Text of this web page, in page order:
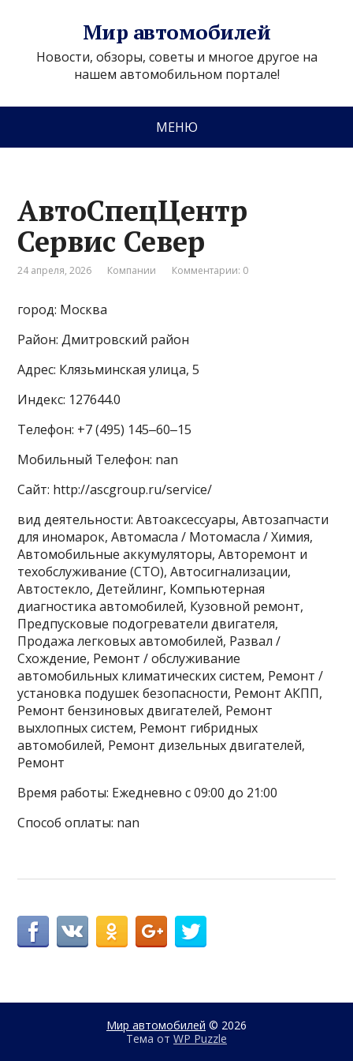
Мир автомобилей
Новости, обзоры, советы и многое другое на
нашем автомобильном портале!
МЕНЮ
АвтоСпецЦентр
Сервис Север
24 апреля, 2026 Компании Комментарии: 0
город: Москва
Район: Дмитровский район
Адрес: Клязьминская улица, 5
Индекс: 127644.0
Телефон: +7 (495) 145‒60‒15
Мобильный Телефон: nan
Сайт: http://ascgroup.ru/service/
вид деятельности: Автоаксессуары, Автозапчасти
для иномарок, Автомасла / Мотомасла / Химия,
Автомобильные аккумуляторы, Авторемонт и
техобслуживание (СТО), Автосигнализации,
Автостекло, Детейлинг, Компьютерная
диагностика автомобилей, Кузовной ремонт,
Предпусковые подогреватели двигателя,
Продажа легковых автомобилей, Развал /
Схождение, Ремонт / обслуживание
автомобильных климатических систем, Ремонт /
установка подушек безопасности, Ремонт АКПП,
Ремонт бензиновых двигателей, Ремонт
выхлопных систем, Ремонт гибридных
автомобилей, Ремонт дизельных двигателей,
Ремонт
Время работы: Ежедневно с 09:00 до 21:00
Способ оплаты: nan
Мир автомобилей © 2026
Тема от WP Puzzle